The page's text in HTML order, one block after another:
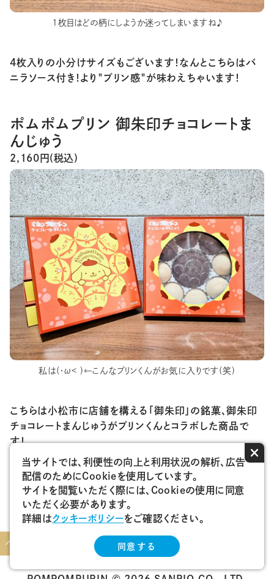
1枚目はどの柄にしようか迷ってしまいますね♪
4枚入りの小分けサイズもございます！なんとこちらはバ
ニラソース付き！より"プリン感"が味わえちゃいます！
ポムポムプリン 御朱印チョコレートま
んじゅう
2,160円(税込)
私は(・ω< )←こんなプリンくんがお気に入りです(笑)
こちらは小松市に店舗を構える「御朱印」の銘菓、御朱印
チョコレートまんじゅうがプリンくんとコラボした商品で
す！
チョコレート饅頭が九曜紋（くようもん）の並びになってい
るのが特徴ですが、コラボのパッケージでは9通りの表情
をしたプリン君が九曜紋のように並んでいてとても可愛い
です！
皆さんはどの表情が好きですか？お気に入りのポムポム
ジト
ップ
へ
当サイトでは、利便性の向上と利用状況の解析、広告
配信のためにCookieを使用しています。
サイトを閲覧いただく際には、Cookieの使用に同意
いただく必要があります。
詳細はクッキーポリシーをご確認ください。
×
同意する